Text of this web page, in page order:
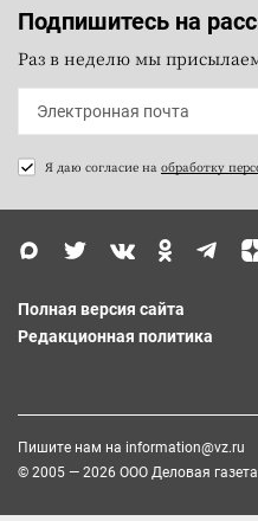
Подпишитесь на
Раз в неделю мы
Я даю согласие на обработку
Полная версия сайта
Редакционная политика
Пишите нам на information@vz.ru
© 2005 — 2026 ООО Деловая газета